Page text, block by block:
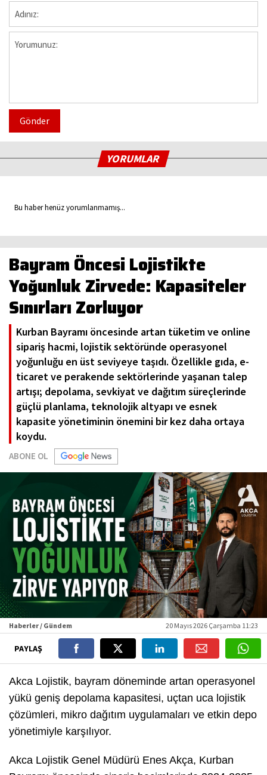
Gönder
YORUMLAR
Bu haber henüz yorumlanmamış...
Bayram Öncesi Lojistikte
Yoğunluk Zirvede: Kapasiteler
Sınırları Zorluyor
Kurban Bayramı öncesinde artan tüketim ve online
sipariş hacmi, lojistik sektöründe operasyonel
yoğunluğu en üst seviyeye taşıdı. Özellikle gıda, e-
ticaret ve perakende sektörlerinde yaşanan talep
artışı; depolama, sevkiyat ve dağıtım süreçlerinde
güçlü planlama, teknolojik altyapı ve esnek
kapasite yönetiminin önemini bir kez daha ortaya
koydu.
ABONE OL
Haberler / Gündem 20 Mayıs 2026 Çarşamba 11:23
PAYLAŞ
Akca Lojistik, bayram döneminde artan operasyonel
yükü geniş depolama kapasitesi, uçtan uca lojistik
çözümleri, mikro dağıtım uygulamaları ve etkin depo
yönetimiyle karşılıyor.
Akca Lojistik Genel Müdürü Enes Akça, Kurban